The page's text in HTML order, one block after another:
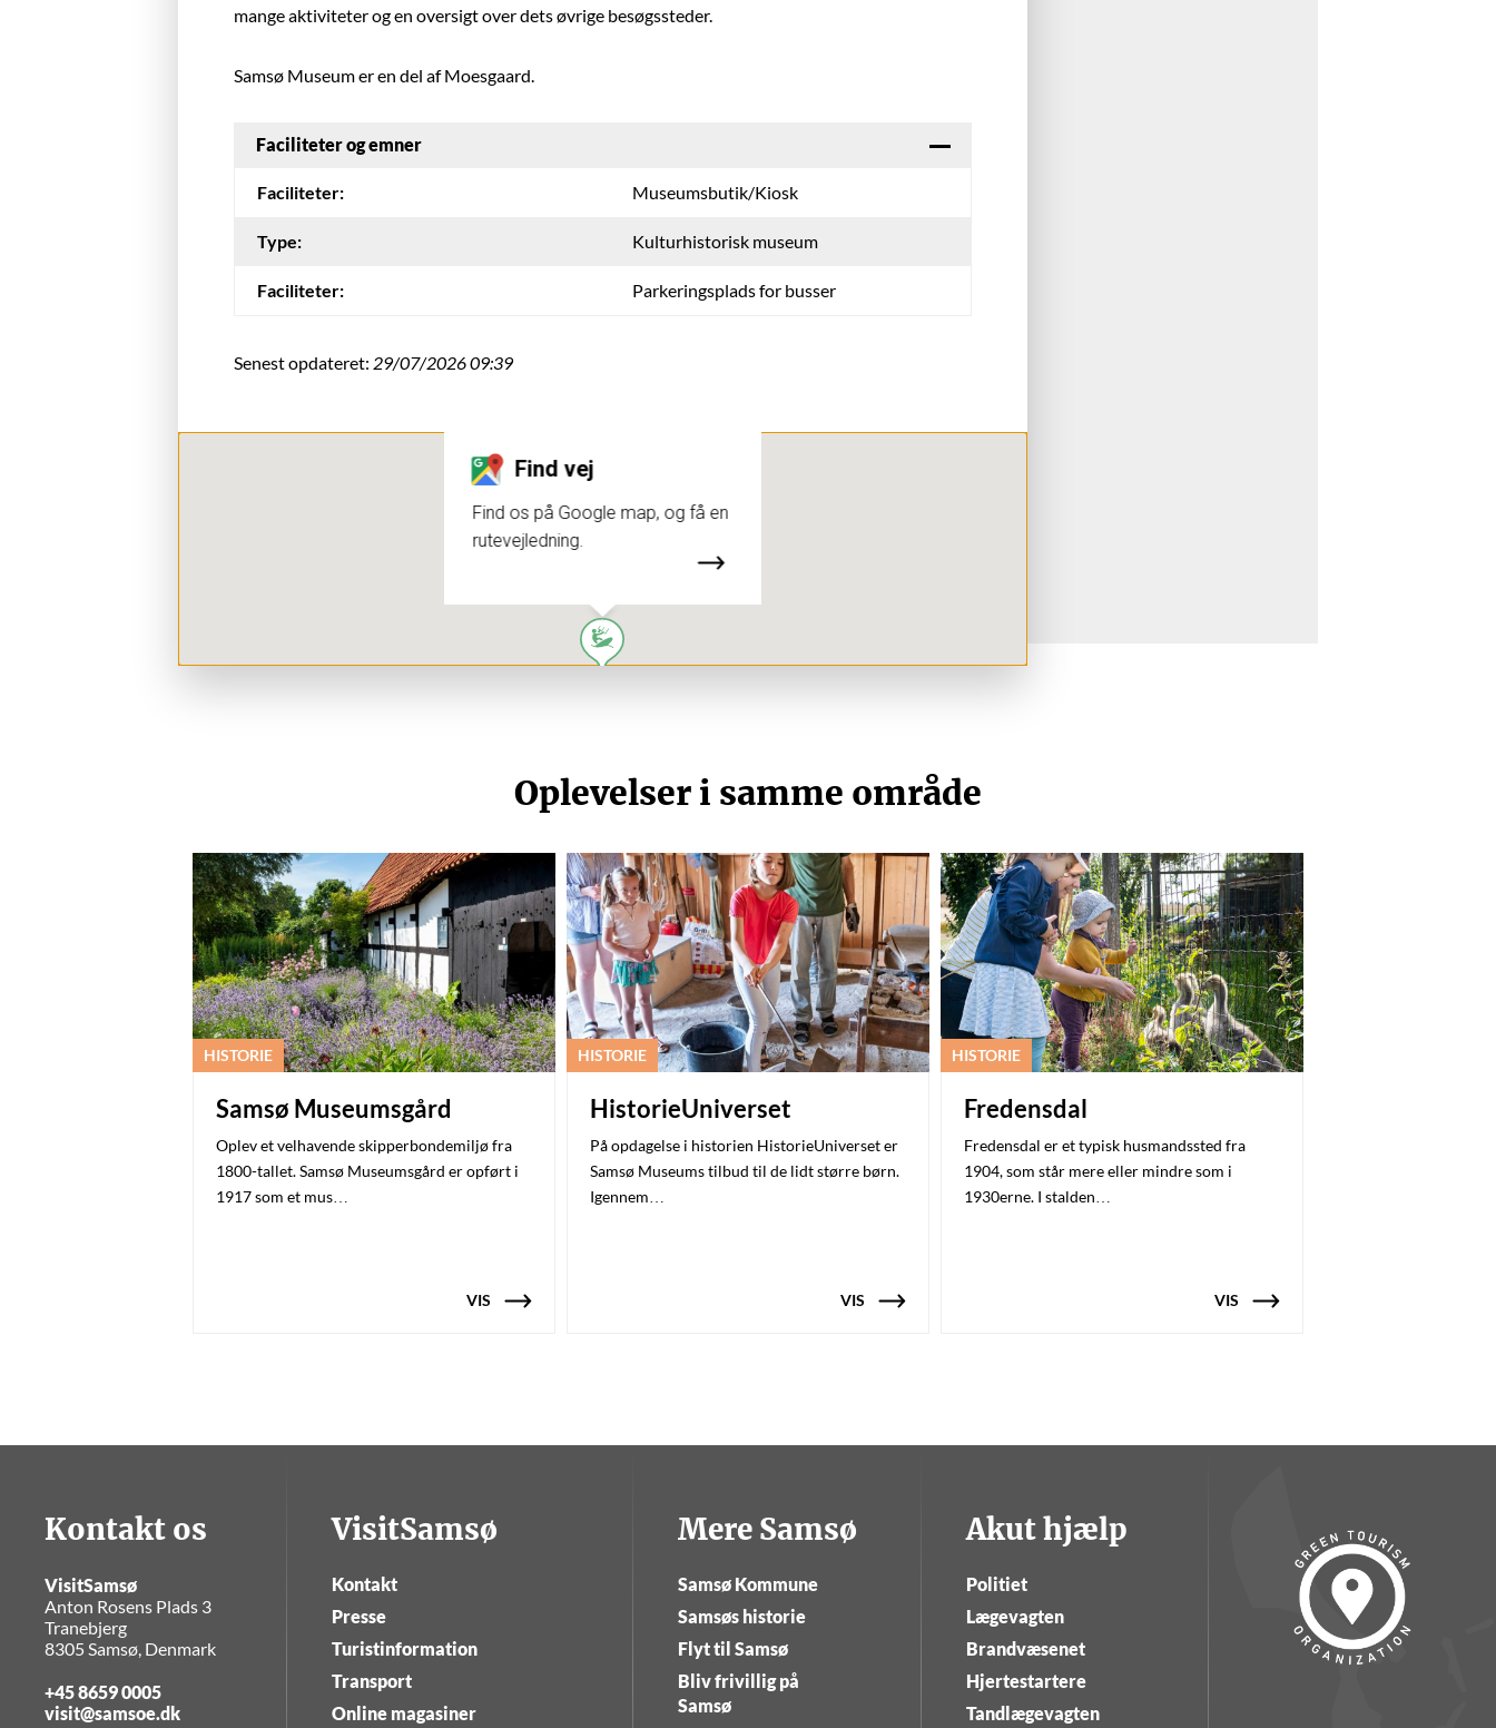
mange aktiviteter og en oversigt over dets øvrige besøgssteder.
Samsø Museum er en del af Moesgaard.
Faciliteter og emner
Faciliteter: Museumsbutik/Kiosk
Type: Kulturhistorisk museum
Faciliteter: Parkeringsplads for busser
Senest opdateret: 29/07/2026 09:39
Find vej
Find os på Google map, og få en
rutevejledning.
Oplevelser i samme område
HISTORIE
Samsø Museumsgård
Oplev et velhavende skipperbondemiljø fra
1800-tallet. Samsø Museumsgård er opført i
1917 som et mus…
VIS
HISTORIE
HistorieUniverset
På opdagelse i historien HistorieUniverset er
Samsø Museums tilbud til de lidt større børn.
Igennem…
VIS
HISTORIE
Fredensdal
Fredensdal er et typisk husmandssted fra
1904, som står mere eller mindre som i
1930erne. I stalden…
VIS
Kontakt os
VisitSamsø
Anton Rosens Plads 3
Tranebjerg
8305 Samsø, Denmark
+45 8659 0005
visit@samsoe.dk
VisitSamsø
Kontakt
Presse
Turistinformation
Transport
Online magasiner
Mere Samsø
Samsø Kommune
Samsøs historie
Flyt til Samsø
Bliv frivillig på
Samsø
Akut hjælp
Politiet
Lægevagten
Brandvæsenet
Hjertestartere
Tandlægevagten